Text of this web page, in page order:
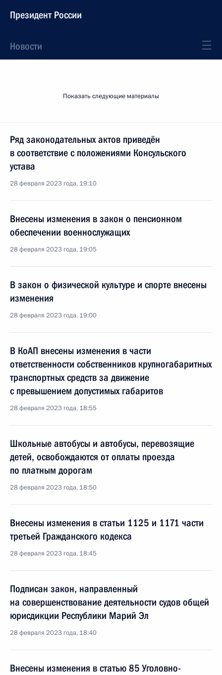
Президент России
Новости
Показать следующие материалы
Ряд законодательных актов приведён
в соответствие с положениями Консульского
устава
28 февраля 2023 года, 19:10
Внесены изменения в закон о пенсионном
обеспечении военнослужащих
28 февраля 2023 года, 19:05
В закон о физической культуре и спорте внесены
изменения
28 февраля 2023 года, 19:00
В КоАП внесены изменения в части
ответственности собственников крупногабаритных
транспортных средств за движение
с превышением допустимых габаритов
28 февраля 2023 года, 18:55
Школьные автобусы и автобусы, перевозящие
детей, освобождаются от оплаты проезда
по платным дорогам
28 февраля 2023 года, 18:50
Внесены изменения в статьи 1125 и 1171 части
третьей Гражданского кодекса
28 февраля 2023 года, 18:45
Подписан закон, направленный
на совершенствование деятельности судов общей
юрисдикции Республики Марий Эл
28 февраля 2023 года, 18:40
Внесены изменения в статью 85 Уголовно-